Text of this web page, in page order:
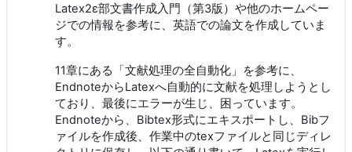
Latex2ε部文書作成入門（第3版）や他のホームペー
ジでの情報を参考に、英語での論文を作成していま
す。
11章にある「文献処理の全自動化」を参考に、
EndnoteからLatexへ自動的に文献を処理しようとし
ており、最後にエラーが生じ、困っています。
Endnoteから、Bibtex形式にエキスポートし、Bibフ
ァイルを作成後、作業中のtexファイルと同じディレ